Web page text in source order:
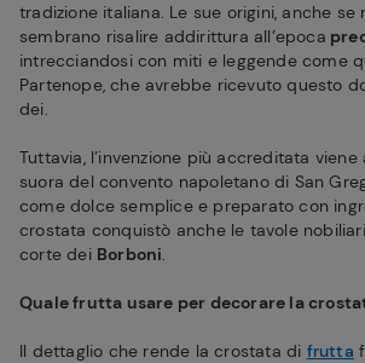
tradizione italiana. Le sue origini, anche se
sembrano risalire addirittura all’epoca
intrecciandosi con miti e leggende come
Partenope, che avrebbe ricevuto questo
dei.
Tuttavia, l’invenzione più accreditata
suora del convento napoletano di San
come dolce semplice e preparato con
crostata conquistò anche le tavole
corte dei Borboni.
Quale frutta usare per decorare la
Il dettaglio che rende la crostata di frutta